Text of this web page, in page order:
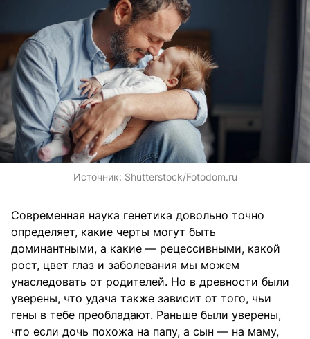
Источник: Shutterstock/Fotodom.ru
Современная наука генетика довольно точно
определяет, какие черты могут быть
доминантными, а какие — рецессивными, какой
рост, цвет глаз и заболевания мы можем
унаследовать от родителей. Но в древности были
уверены, что удача также зависит от того, чьи
гены в тебе преобладают. Раньше были уверены,
что если дочь похожа на папу, а сын — на маму,